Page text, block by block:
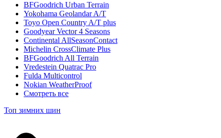
BFGoodrich Urban Terrain
Yokohama Geolandar A/T
Toyo Open Country A/T plus
Goodyear Vector 4 Seasons
Continental AllSeasonContact
Michelin CrossClimate Plus
BFGoodrich All Terrain
Vredestein Quatrac Pro
Fulda Multicontrol
Nokian WeatherProof
Смотреть все
Топ зимних шин